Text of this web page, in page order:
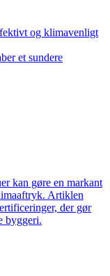
og klimavenligt
et sundere
kan gøre en markant
Artiklen
der gør
byggeri.